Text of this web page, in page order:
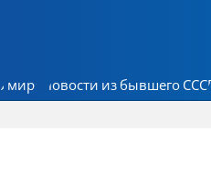
В мире Новости из бывшего СССР